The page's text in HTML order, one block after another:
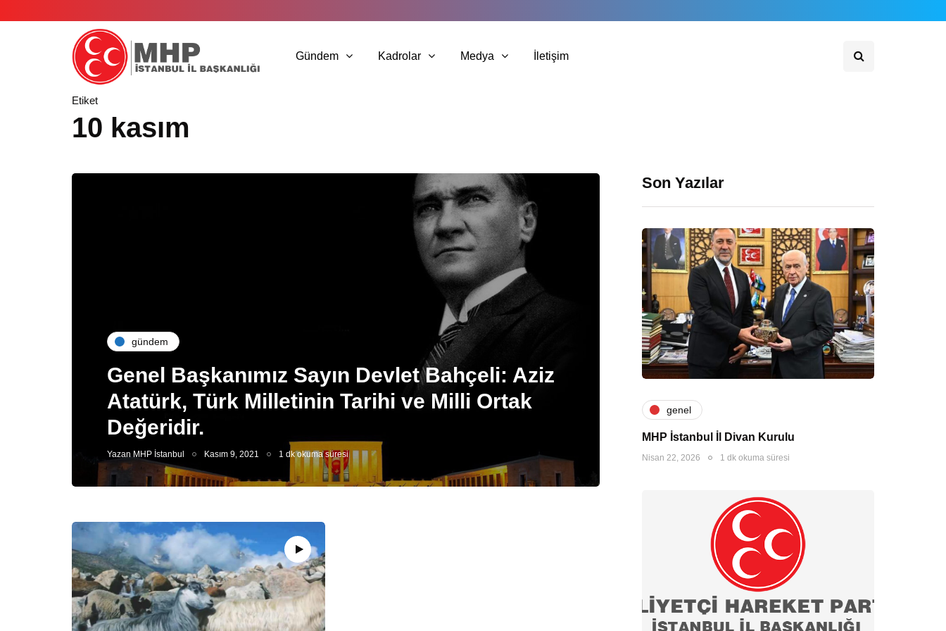
Gündem Kadrolar Medya İletişim
Etiket
10 kasım
gündem
Genel Başkanımız Sayın Devlet Bahçeli: Aziz
Atatürk, Türk Milletinin Tarihi ve Milli Ortak
Değeridir.
YazanMHP İstanbul Kasım 9, 2021 1 dk okuma süresi
Son Yazılar
genel
MHP İstanbul İl Divan Kurulu
Nisan 22, 2026 1 dk okuma süresi